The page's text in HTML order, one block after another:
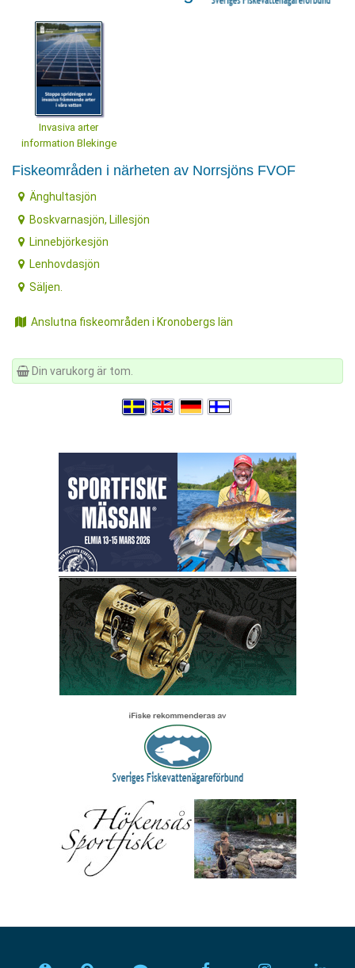
Invasiva arter
information Blekinge
Fiskeområden i närheten av Norrsjöns FVOF
Änghultasjön
Boskvarnasjön, Lillesjön
Linnebjörkesjön
Lenhovdasjön
Säljen.
Anslutna fiskeområden i Kronobergs län
Din varukorg är tom.